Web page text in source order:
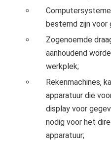
bestemd zijn voor
Zogenoemde
aanhoudend
werkplek;
Rekenmachines,
apparatuur die
display voor
nodig voor het
apparatuur;